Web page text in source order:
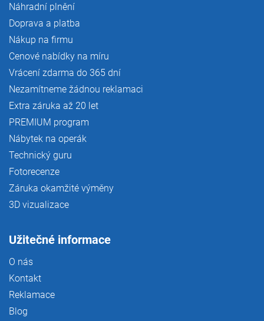
Náhradní plnění
Doprava a platba
Nákup na firmu
Cenové nabídky na míru
Vrácení zdarma do 365 dní
Nezamítneme žádnou reklamaci
Extra záruka až 20 let
PREMIUM program
Nábytek na operák
Technický guru
Fotorecenze
Záruka okamžité výměny
3D vizualizace
Užitečné informace
O nás
Kontakt
Reklamace
Blog